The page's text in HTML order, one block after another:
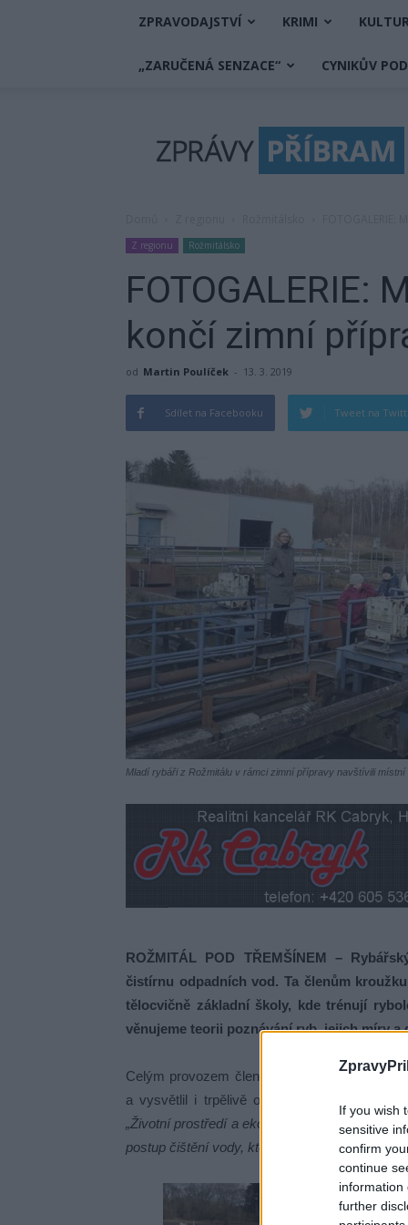
If you wish
sensitive
confirm
continue
information
further
ZPRAVODAJSTVÍ KRIMI
„ZARUČENÁ SENZACE“ CYNIKŮV
Příbram
Z regionu Rožmitálsko
FOTOGALERIE:
končí zimní
od Martin Poulíček - 13. 3. 2019
Sdílet na Facebooku Tweet na
Mladí rybáři z Rožmitálu v rámci zimní přípravy navštívili
ROŽMITÁL POD TŘEMŠÍNEM –
čistírnu odpadních vod. Ta členům
tělocvičně základní školy, kde trénují
věnujeme teorii poznávání ryb, jejich míry a
Celým provozem členy kroužku provedl
a vysvětlil i trpělivě odpovídal na spousty
„Životní prostředí a ekologie patří i k našemu
postup čištění vody, která pak putuje zpět do